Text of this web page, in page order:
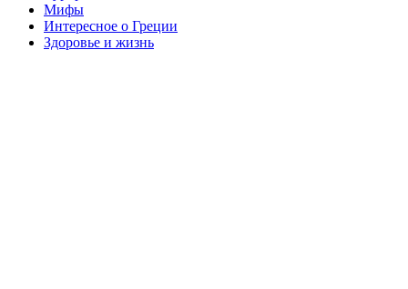
Мифы
Интересное о Греции
Здоровье и жизнь